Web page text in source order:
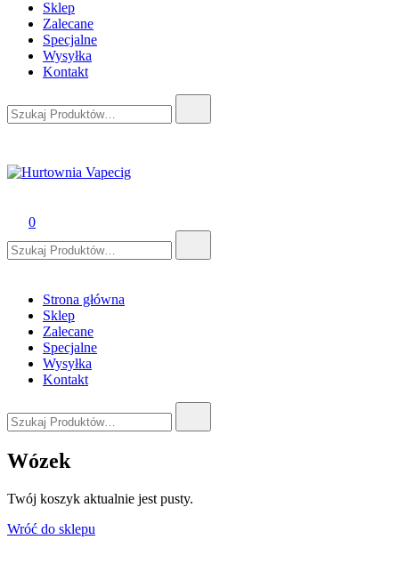
Sklep
Zalecane
Specjalne
Wysyłka
Kontakt
0
Strona główna
Sklep
Zalecane
Specjalne
Wysyłka
Kontakt
Wózek
Twój koszyk aktualnie jest pusty.
Wróć do sklepu